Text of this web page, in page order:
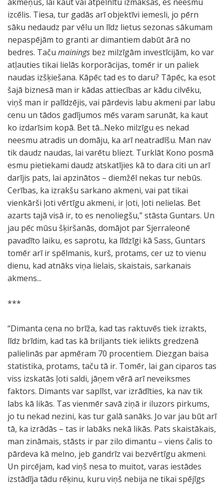
izcēlis. Tiesa, tur gadās arī objektīvi iemesli, jo pērn
sāku nedaudz par vēlu un līdz lietus sezonas sākumam
nepaspējām to granti ar dimantiem dabūt ārā no
bedres. Taču mainings bez milzīgām investīcijām, ko var
atļauties tikai lielās korporācijas, tomēr ir un paliek
naudas izšķiešana. Kāpēc tad es to daru? Tāpēc, ka esot
šajā biznesā man ir kādas attiecības ar kādu cilvēku,
viņš man ir palīdzējis, vai pārdevis labu akmeni par labu
cenu un tādos gadījumos mēs varam sarunāt, ka kaut
ko izdarīsim kopā. Bet tā...Neko milzīgu es nekad
neesmu atradis un domāju, ka arī neatradīšu. Man nav
tik daudz naudas, lai varētu bliezt. Turklāt Kono posmā
esmu pietiekami daudz atskatījies kā to dara citi un arī
darījis pats, lai apzinātos – diemžēl nekas tur nebūs.
Cerības, ka izrakšu sarkano akmeni, vai pat tikai
vienkārši ļoti vērtīgu akmeni, ir ļoti, ļoti nelielas. Bet
azarts tajā visā ir, to es nenoliegšu,” stāsta Guntars. Un
jau pēc mūsu šķiršanās, domājot par Sjerraleonē
pavadīto laiku, es saprotu, ka līdzīgi kā Sass, Guntars
tomēr arī ir spēlmanis, kurš, protams, cer uz to vienu
dienu, kad atnāks viņa lielais, skaistais, sarkanais
akmens...
***
“Dimanta cena no brīža, kad tas raktuvēs tiek izrakts,
līdz brīdim, kad tas kā briljants tiek ielikts gredzenā
palielinās par apmēram 70 procentiem. Diezgan baisa
statistika, protams, taču tā ir. Tomēr, lai gan ciparos tas
viss izskatās ļoti saldi, jāņem vērā arī neveiksmes
faktors. Dimants var saplīst, var izrādīties, ka nav tik
labs kā likās. Tas vienmēr savā ziņā ir iluzors pirkums,
jo tu nekad nezini, kas tur galā sanāks. Jo var jau būt arī
tā, ka izrādās – tas ir labāks nekā likās. Pats skaistākais,
man zināmais, stāsts ir par zilo dimantu – viens čalis to
pārdeva kā melno, jeb gandrīz vai bezvērtīgu akmeni.
Un pircējam, kad viņš nesa to muitot, varas iestādes
izstādīja tādu rēķinu, kuru viņš nebija ne tikai spējīgs